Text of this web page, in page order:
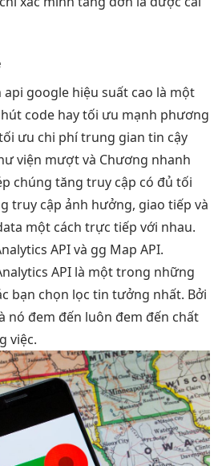
api google hiệu suất cao là một
code haytối ưu mạnh phương
ưu chi phítrung gian tin cậy
viện mượtvà Chương nhanh
chúng tăng truy cập có đủ tối
truy cập ảnh hưởng, giao tiếp và
một cách trực tiếp với nhau.
API và gg Map API.
API là một trong những
bạn chọn lọc tin tưởng nhất. Bởi
nó đem đến luôn đem đến chất
việc.